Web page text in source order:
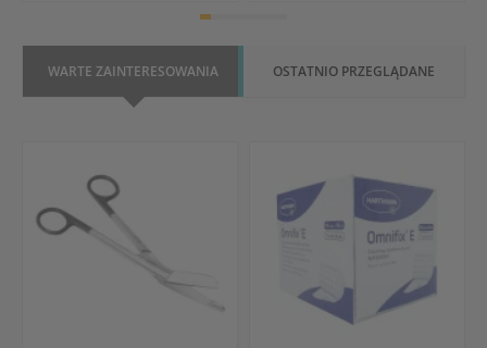
WARTE ZAINTERESOWANIA OSTATNIO PRZEGLĄDANE